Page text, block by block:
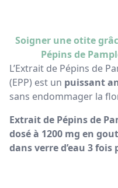
Soigner une otite
Pépins de
L’Extrait de Pépins de
(EPP) est un puissant
sans endommager la
Extrait de Pépins de
dosé à 1200 mg en
dans verre d’eau 3 fois